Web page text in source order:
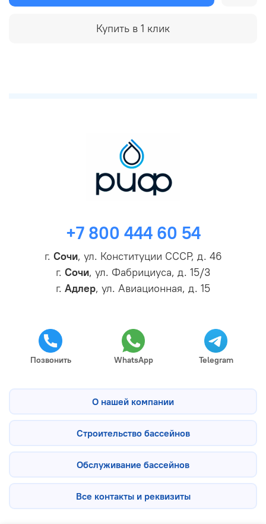
Купить в 1 клик
+7 800 444 60 54
г. Сочи, ул. Конституции СССР, д. 46
г. Сочи, ул. Фабрициуса, д. 15/3
г. Адлер, ул. Авиационная, д. 15
Позвонить WhatsApp Telegram
О нашей компании
Строительство бассейнов
Обслуживание бассейнов
Все контакты и реквизиты